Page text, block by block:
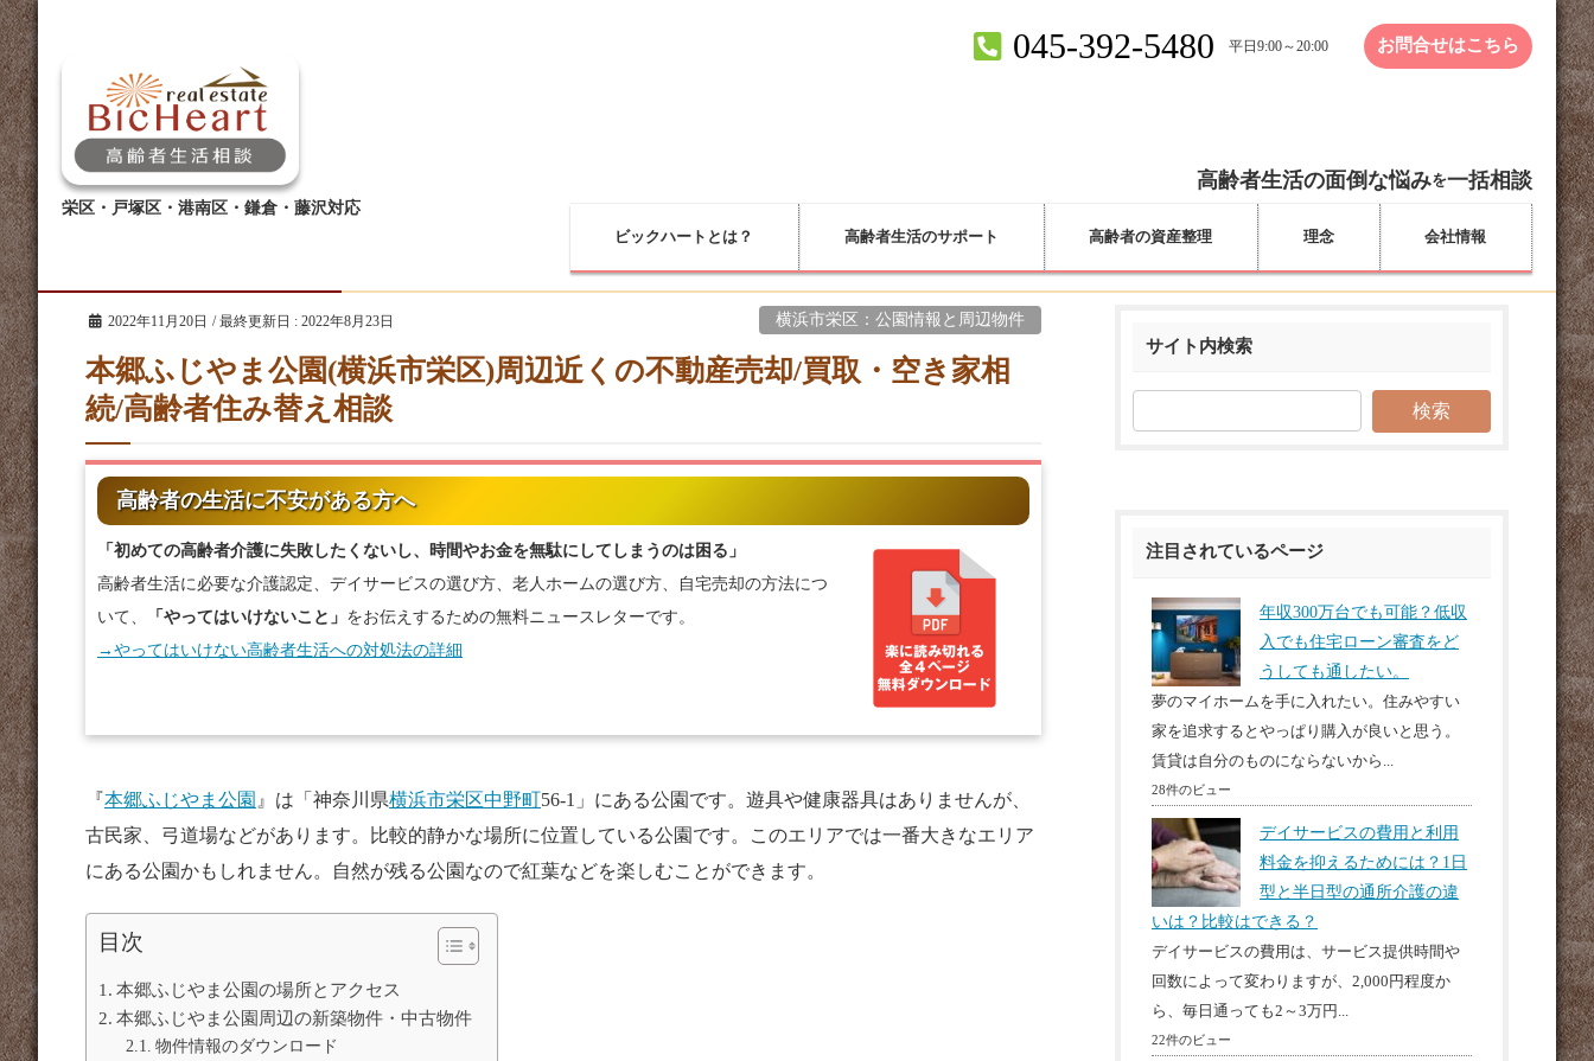
栄区・戸塚区・港南区・鎌倉・藤沢対応
045-392-5480 平日9:00～20:00 お問合せはこちら
高齢者生活の面倒な悩みを一括相談
ビックハートとは？ 高齢者生活のサポート 高齢者の資産整理 理念 会社情報
2022年11月20日 / 最終更新日 : 2022年8月23日 横浜市栄区：公園情報と周辺物件
本郷ふじやま公園(横浜市栄区)周辺近くの不動産売却/買取・空き家相
続/高齢者住み替え相談
高齢者の生活に不安がある方へ
「初めての高齢者介護に失敗したくないし、時間やお金を無駄にしてしまうのは困る」
高齢者生活に必要な介護認定、デイサービスの選び方、老人ホームの選び方、自宅売却の方法につ
いて、
「やってはいけないこと」 をお伝えするための無料ニュースレターです。
→やってはいけない高齢者生活への対処法の詳細
『本郷ふじやま公園 』は「神奈川県横浜市栄区中野町56-1」にある公園です。遊具や健康器具はありませんが、
古民家、弓道場などがあります。比較的静かな場所に位置している公園です。このエリアでは一番大きなエリア
にある公園かもしれません。自然が残る公園なので紅葉などを楽しむことができます。
目次
本郷ふじやま公園の場所とアクセス
本郷ふじやま公園周辺の新築物件・中古物件
物件情報のダウンロード
サイト内検索
注目されているページ
年収300万台でも可能？低収
入でも住宅ローン審査をど
うしても通したい。
夢のマイホームを手に入れたい。住みやすい
家を追求するとやっぱり購入が良いと思う。
賃貸は自分のものにならないから...
28件のビュー
デイサービスの費用と利用
料金を抑えるためには？1日
型と半日型の通所介護の違
いは？比較はできる？
デイサービスの費用は、サービス提供時間や
回数によって変わりますが、2,000円程度か
ら、毎日通っても2～3万円...
22件のビュー